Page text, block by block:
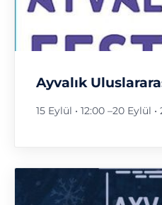
Ayvalık
15 Eylül • 12:00 –20 Eylül •